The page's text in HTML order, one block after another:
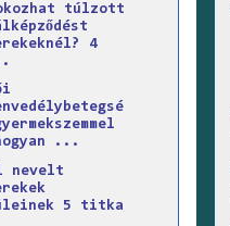
túlzott
4
...
nevelt
5 titka